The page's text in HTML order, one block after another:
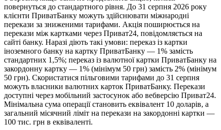
повернуться до стандартного рівня. До 31 серпня 2026 року
клієнти ПриватБанку можуть здійснювати міжнародні
перекази за зниженими тарифами. Акція поширюється на
перекази між картками через Приват24, повідомляється на
сайті банку. Наразі діють такі умови: переказ із картки
іноземного банку на картку ПриватБанку — 1% замість
стандартних 1,5%; переказ із валютної картки ПриватБанку на
закордонну картку — 1% (мінімум 50 грн) замість 2% (мінімум
50 грн). Скористатися пільговими тарифами до 31 серпня
можуть власники валютних карток ПриватБанку. Перекази
доступні через мобільний застосунок або вебверсію Приват24.
Мінімальна сума операції становить еквівалент 10 доларів, а
загальний місячний ліміт на перекази на закордонні картки —
100 тис. грн в еквіваленті.